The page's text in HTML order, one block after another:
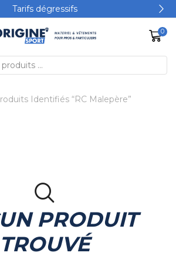
Tarifs dégressifs
0
Identifiés “RC Malepère”
PRODUIT
TROUVÉ